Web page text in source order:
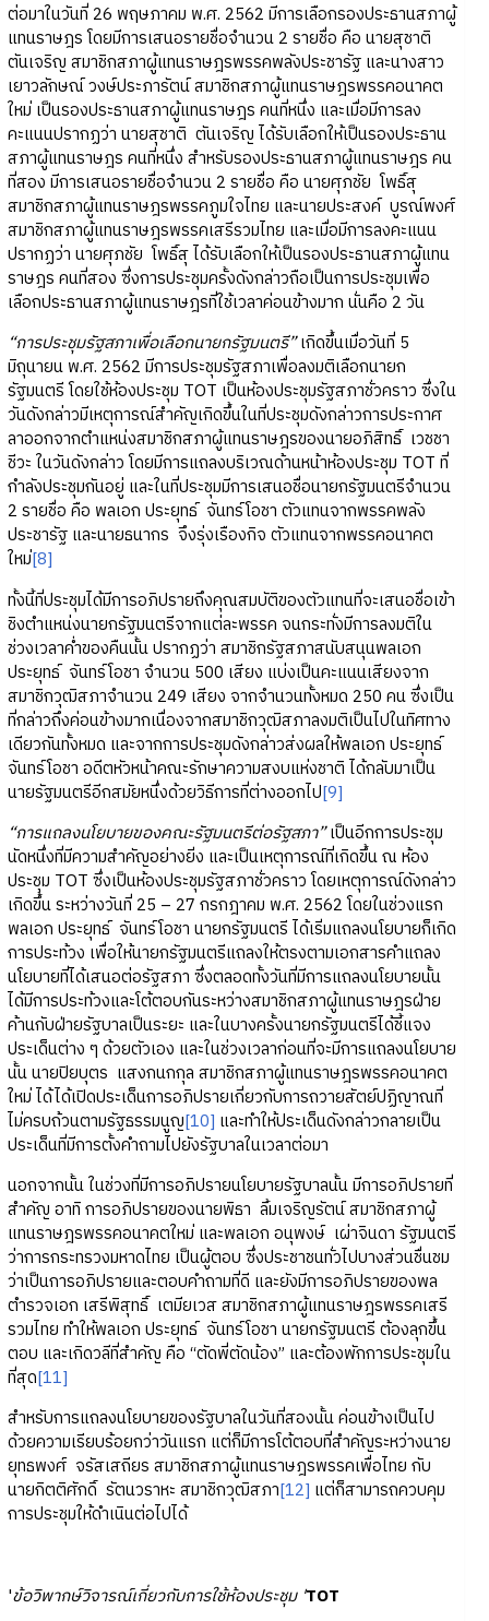
ต่อมาในวันที่ 26 พฤษภาคม พ.ศ. 2562 มีการเลือกรองประธานสภาผู้
แทนราษฎร โดยมีการเสนอรายชื่อจำนวน 2 รายชื่อ คือ นายสุชาติ
ตันเจริญ สมาชิกสภาผู้แทนราษฎรพรรคพลังประชารัฐ และนางสาว
เยาวลักษณ์ วงษ์ประภารัตน์ สมาชิกสภาผู้แทนราษฎรพรรคอนาคต
ใหม่ เป็นรองประธานสภาผู้แทนราษฎร คนที่หนึ่ง และเมื่อมีการลง
คะแนนปรากฏว่า นายสุชาติ ตันเจริญ ได้รับเลือกให้เป็นรองประธาน
สภาผู้แทนราษฎร คนที่หนึ่ง สำหรับรองประธานสภาผู้แทนราษฎร คน
ที่สอง มีการเสนอรายชื่อจำนวน 2 รายชื่อ คือ นายศุภชัย โพธิ์สุ
สมาชิกสภาผู้แทนราษฎรพรรคภูมใจไทย และนายประสงค์ บูรณ์พงศ์
สมาชิกสภาผู้แทนราษฎรพรรคเสรีรวมไทย และเมื่อมีการลงคะแนน
ปรากฏว่า นายศุภชัย โพธิ์สุ ได้รับเลือกให้เป็นรองประธานสภาผู้แทน
ราษฎร คนที่สอง ซึ่งการประชุมครั้งดังกล่าวถือเป็นการประชุมเพื่อ
เลือกประธานสภาผู้แทนราษฎรที่ใช้เวลาค่อนข้างมาก นั่นคือ 2 วัน
“การประชุมรัฐสภาเพื่อเลือกนายกรัฐมนตรี”เกิดขึ้นเมื่อวันที่ 5
มิถุนายน พ.ศ. 2562 มีการประชุมรัฐสภาเพื่อลงมติเลือกนายก
รัฐมนตรี โดยใช้ห้องประชุม TOT เป็นห้องประชุมรัฐสภาชั่วคราว ซึ่งใน
วันดังกล่าวมีเหตุการณ์สำคัญเกิดขึ้นในที่ประชุมดังกล่าวการประกาศ
ลาออกจากตำแหน่งสมาชิกสภาผู้แทนราษฎรของนายอภิสิทธิ์ เวชชา
ชีวะ ในวันดังกล่าว โดยมีการแถลงบริเวณด้านหน้าห้องประชุม TOT ที่
กำลังประชุมกันอยู่ และในที่ประชุมมีการเสนอชื่อนายกรัฐมนตรีจำนวน
2 รายชื่อ คือ พลเอก ประยุทธ์ จันทร์โอชา ตัวแทนจากพรรคพลัง
ประชารัฐ และนายธนากร จึงรุ่งเรืองกิจ ตัวแทนจากพรรคอนาคต
ใหม่[8]
ทั้งนี้ที่ประชุมได้มีการอภิปรายถึงคุณสมบัติของตัวแทนที่จะเสนอชื่อเข้า
ชิงตำแหน่งนายกรัฐมนตรีจากแต่ละพรรค จนกระทั่งมีการลงมติใน
ช่วงเวลาค่ำของคืนนั้น ปรากฏว่า สมาชิกรัฐสภาสนับสนุนพลเอก
ประยุทธ์ จันทร์โอชา จำนวน 500 เสียง แบ่งเป็นคะแนนเสียงจาก
สมาชิกวุฒิสภาจำนวน 249 เสียง จากจำนวนทั้งหมด 250 คน ซึ่งเป็น
ที่กล่าวถึงค่อนข้างมากเนื่องจากสมาชิกวุฒิสภาลงมติเป็นไปในทิศทาง
เดียวกันทั้งหมด และจากการประชุมดังกล่าวส่งผลให้พลเอก ประยุทธ์
จันทร์โอชา อดีตหัวหน้าคณะรักษาความสงบแห่งชาติ ได้กลับมาเป็น
นายรัฐมนตรีอีกสมัยหนึ่งด้วยวิธีการที่ต่างออกไป[9]
“การแถลงนโยบายของคณะรัฐมนตรีต่อรัฐสภา”เป็นอีกการประชุม
นัดหนึ่งที่มีความสำคัญอย่างยิ่ง และเป็นเหตุการณ์ที่เกิดขึ้น ณ ห้อง
ประชุม TOT ซึ่งเป็นห้องประชุมรัฐสภาชั่วคราว โดยเหตุการณ์ดังกล่าว
เกิดขึ้น ระหว่างวันที่ 25 – 27 กรกฎาคม พ.ศ. 2562 โดยในช่วงแรก
พลเอก ประยุทธ์ จันทร์โอชา นายกรัฐมนตรี ได้เริ่มแถลงนโยบายก็เกิด
การประท้วง เพื่อให้นายกรัฐมนตรีแถลงให้ตรงตามเอกสารคำแถลง
นโยบายที่ได้เสนอต่อรัฐสภา ซึ่งตลอดทั้งวันที่มีการแถลงนโยบายนั้น
ได้มีการประท้วงและโต้ตอบกันระหว่างสมาชิกสภาผู้แทนราษฎรฝ่าย
ค้านกับฝ่ายรัฐบาลเป็นระยะ และในบางครั้งนายกรัฐมนตรีได้ชี้แจง
ประเด็นต่าง ๆ ด้วยตัวเอง และในช่วงเวลาก่อนที่จะมีการแถลงนโยบาย
นั้น นายปิยบุตร แสงกนกกุล สมาชิกสภาผู้แทนราษฎรพรรคอนาคต
ใหม่ ได้ได้เปิดประเด็นการอภิปรายเกี่ยวกับการถวายสัตย์ปฏิญาณที่
ไม่ครบถ้วนตามรัฐธรรมนูญ[10] และทำให้ประเด็นดังกล่าวกลายเป็น
ประเด็นที่มีการตั้งคำถามไปยังรัฐบาลในเวลาต่อมา
นอกจากนั้น ในช่วงที่มีการอภิปรายนโยบายรัฐบาลนั้น มีการอภิปรายที่
สำคัญ อาทิ การอภิปรายของนายพิธา ลิ้มเจริญรัตน์ สมาชิกสภาผู้
แทนราษฎรพรรคอนาคตใหม่ และพลเอก อนุพงษ์ เผ่าจินดา รัฐมนตรี
ว่าการกระทรวงมหาดไทย เป็นผู้ตอบ ซึ่งประชาชนทั่วไปบางส่วนชื่นชม
ว่าเป็นการอภิปรายและตอบคำถามที่ดี และยังมีการอภิปรายของพล
ตำรวจเอก เสรีพิสุทธิ์ เตมียเวส สมาชิกสภาผู้แทนราษฎรพรรคเสรี
รวมไทย ทำให้พลเอก ประยุทธ์ จันทร์โอชา นายกรัฐมนตรี ต้องลุกขึ้น
ตอบ และเกิดวลีที่สำคัญ คือ “ตัดพี่ตัดน้อง” และต้องพักการประชุมใน
ที่สุด[11]
สำหรับการแถลงนโยบายของรัฐบาลในวันที่สองนั้น ค่อนข้างเป็นไป
ด้วยความเรียบร้อยกว่าวันแรก แต่ก็มีการโต้ตอบที่สำคัญระหว่างนาย
ยุทธพงศ์ จรัสเสถียร สมาชิกสภาผู้แทนราษฎรพรรคเพื่อไทย กับ
นายกิตติศักดิ์ รัตนวราหะ สมาชิกวุฒิสภา[12] แต่ก็สามารถควบคุม
การประชุมให้ดำเนินต่อไปได้
'ข้อวิพากษ์วิจารณ์เกี่ยวกับการใช้ห้องประชุม 'TOT